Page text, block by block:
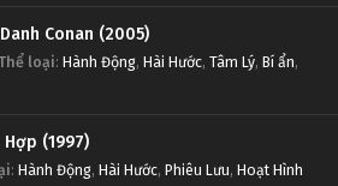
Conan (2005)
loại: Hành Động, Hài Hước, Tâm Lý, Bí ẩn,
(1997)
: Hành Động, Hài Hước, Phiêu Lưu, Hoạt Hình